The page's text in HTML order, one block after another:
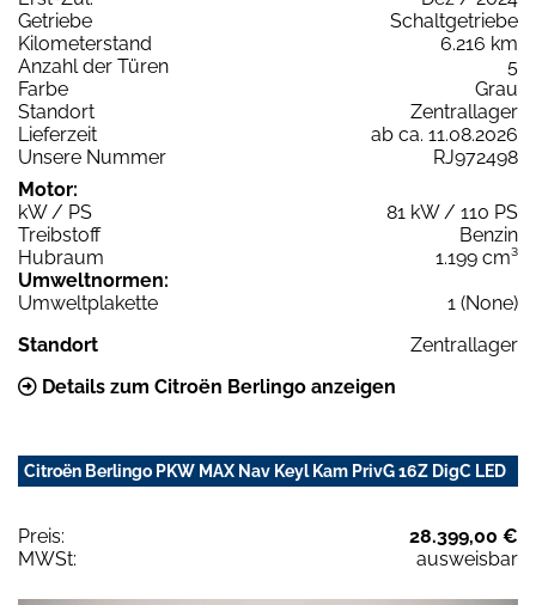
Getriebe
Schaltgetriebe
Kilometerstand
6.216 km
Anzahl der Türen
5
Farbe
Grau
Standort
Zentrallager
Lieferzeit
ab ca. 11.08.2026
Unsere Nummer
RJ972498
Motor:
kW / PS
81 kW / 110 PS
Treibstoff
Benzin
Hubraum
1.199 cm³
Umweltnormen:
Umweltplakette
1 (None)
Standort
Zentrallager
Details zum Citroën Berlingo anzeigen
Citroën Berlingo PKW MAX Nav Keyl Kam PrivG 16Z DigC LED
Preis:
28.399,00 €
MWSt:
ausweisbar